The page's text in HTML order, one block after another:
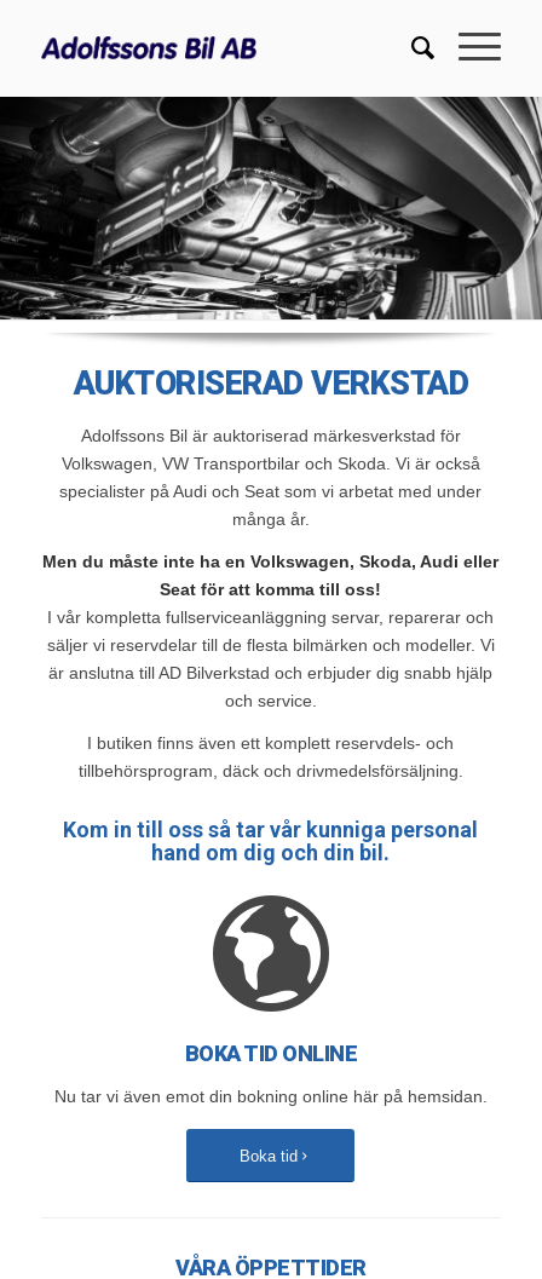
AUKTORISERAD VERKSTAD
Adolfssons Bil är auktoriserad märkesverkstad för
Volkswagen, VW Transportbilar och Skoda. Vi är också
specialister på Audi och Seat som vi arbetat med under
många år.
Men du måste inte ha en Volkswagen, Skoda, Audi eller
Seat för att komma till oss!
I vår kompletta fullserviceanläggning servar, reparerar och
säljer vi reservdelar till de flesta bilmärken och modeller. Vi
är anslutna till AD Bilverkstad och erbjuder dig snabb hjälp
och service.
I butiken finns även ett komplett reservdels- och
tillbehörsprogram, däck och drivmedelsförsäljning.
Kom in till oss så tar vår kunniga personal
hand om dig och din bil.
BOKA TID ONLINE
Nu tar vi även emot din bokning online här på hemsidan.
Boka tid
VÅRA ÖPPETTIDER